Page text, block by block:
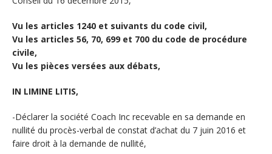
Vu les articles 1240 et suivants du code civil,
Vu les articles 56, 70, 699 et 700 du code de procédure
civile,
Vu les pièces versées aux débats,
IN LIMINE LITIS,
-Déclarer la société Coach Inc recevable en sa demande en
nullité du procès-verbal de constat d’achat du 7 juin 2016 et
faire droit à la demande de nullité,